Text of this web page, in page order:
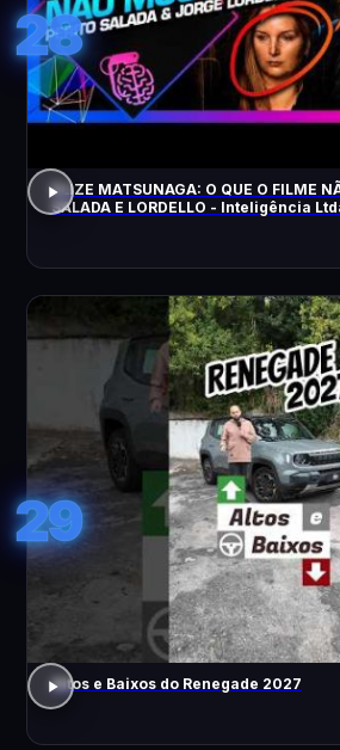
28
ELIZE MATSUNAGA: O QUE O FILME
SALADA E LORDELLO - Inteligência
29
Altos e Baixos do Renegade 2027